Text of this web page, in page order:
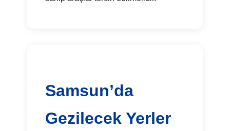
Samsun’da
Gezilecek Yerler